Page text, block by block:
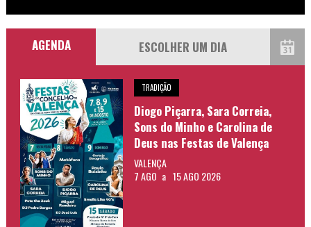
AGENDA
TRADIÇÃO
Diogo Piçarra, Sara Correia,
Sons do Minho e Carolina de
Deus nas Festas de Valença
VALENÇA
7 AGO a 15 AGO 2026